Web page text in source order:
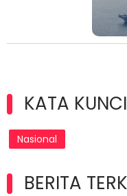
KATA KUNCI
Nasional
BERITA